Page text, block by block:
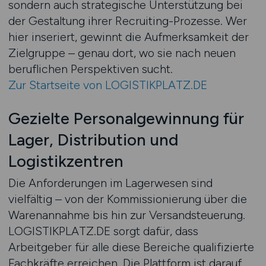
sondern auch strategische Unterstützung bei
der Gestaltung ihrer Recruiting-Prozesse. Wer
hier inseriert, gewinnt die Aufmerksamkeit der
Zielgruppe – genau dort, wo sie nach neuen
beruflichen Perspektiven sucht.
Zur Startseite von LOGISTIKPLATZ.DE
Gezielte Personalgewinnung für
Lager, Distribution und
Logistikzentren
Die Anforderungen im Lagerwesen sind
vielfältig – von der Kommissionierung über die
Warenannahme bis hin zur Versandsteuerung.
LOGISTIKPLATZ.DE sorgt dafür, dass
Arbeitgeber für alle diese Bereiche qualifizierte
Fachkräfte erreichen. Die Plattform ist darauf